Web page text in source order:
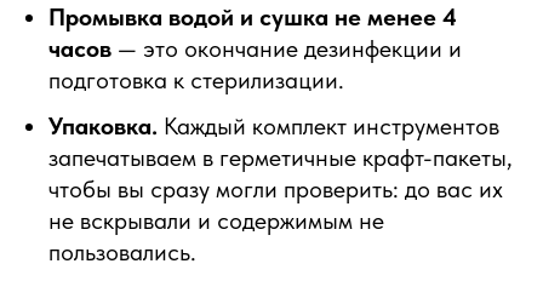
Промывка водой и сушка не менее 4
часов — это окончание дезинфекции и
подготовка к стерилизации.
Упаковка. Каждый комплект инструментов
запечатываем в герметичные крафт-пакеты,
чтобы вы сразу могли проверить: до вас их
не вскрывали и содержимым не
пользовались.